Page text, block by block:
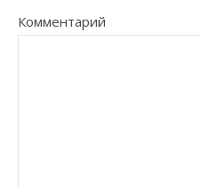
Комментарий